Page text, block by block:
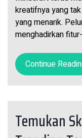
kreatifnya yang
yang menarik.
menghadirkan
Continue
Temukan